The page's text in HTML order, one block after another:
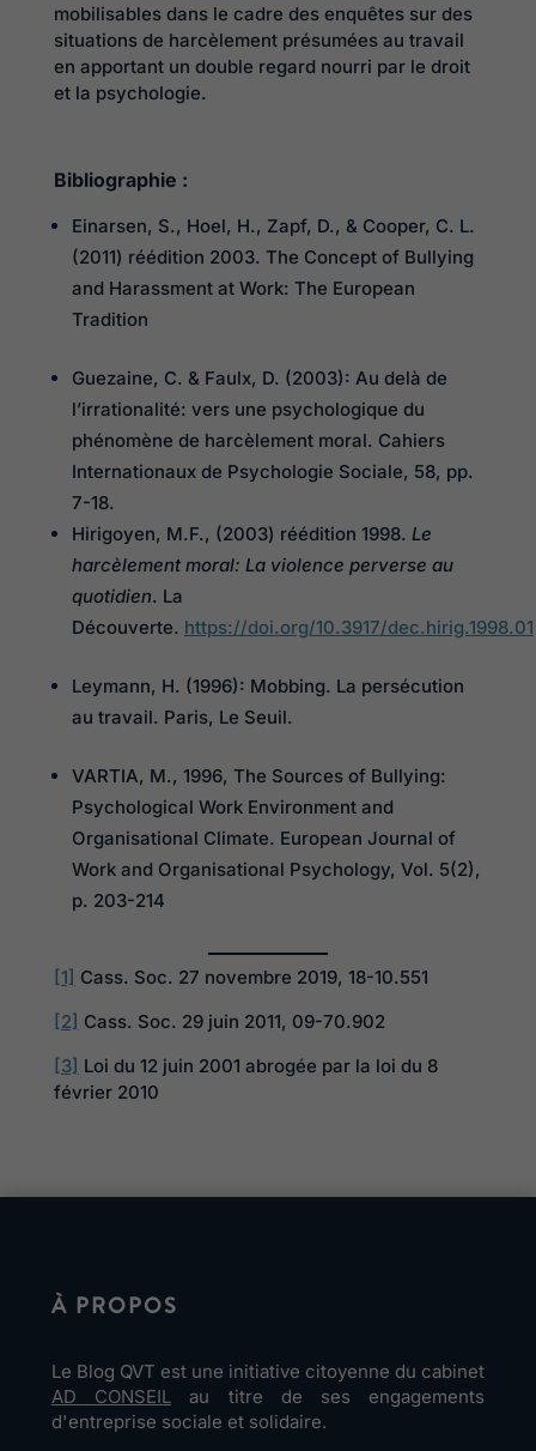
mobilisables dans le cadre des enquêtes sur des
situations de harcèlement présumées au travail
en apportant un double regard nourri par le droit
et la psychologie.
Bibliographie :
Einarsen, S., Hoel, H., Zapf, D., & Cooper, C. L.
(2011) réédition 2003. The Concept of Bullying
and Harassment at Work: The European
Tradition
Guezaine, C. & Faulx, D. (2003): Au delà de
l’irrationalité: vers une psychologique du
phénomène de harcèlement moral. Cahiers
Internationaux de Psychologie Sociale, 58, pp.
7-18.
Hirigoyen, M.F., (2003) réédition 1998. Le
harcèlement moral: La violence perverse au
quotidien. La
Découverte. https://doi.org/10.3917/dec.hirig.1998.01
Leymann, H. (1996): Mobbing. La persécution
au travail. Paris, Le Seuil.
VARTIA, M., 1996, The Sources of Bullying:
Psychological Work Environment and
Organisational Climate. European Journal of
Work and Organisational Psychology, Vol. 5(2),
p. 203-214
[1] Cass. Soc. 27 novembre 2019, 18-10.551
[2] Cass. Soc. 29 juin 2011, 09-70.902
[3] Loi du 12 juin 2001 abrogée par la loi du 8
février 2010
À PROPOS
Le Blog QVT est une initiative citoyenne du cabinet
AD CONSEILau titre de ses engagements
d'entreprise sociale et solidaire.